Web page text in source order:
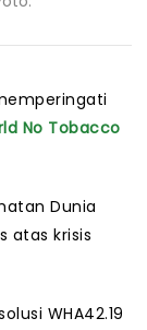
No Tobacco
Dunia
atas krisis
WHA42.19